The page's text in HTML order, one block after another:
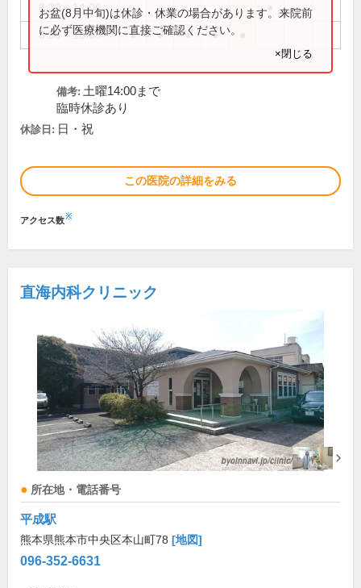
8:30～14:00
8:30～18:00 ● ● ● ●
お盆(8月中旬)は休診・休業の場合があります。来院前
に必ず医療機関に直接ご確認ください。
×閉じる
備考: 土曜14:00まで
臨時休診あり
休診日: 日・祝
この医院の詳細をみる
アクセス数※
直海内科クリニック
所在地・電話番号
平成駅
熊本県熊本市中央区本山町78 [地図]
096-352-6631